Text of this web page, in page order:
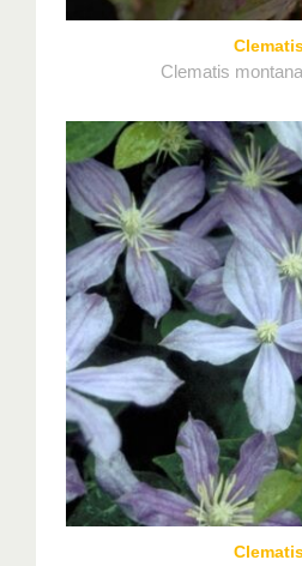
Clematis